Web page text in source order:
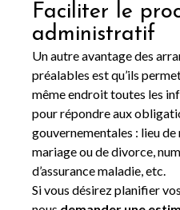
Faciliter le
administratif
Un autre avantage des
préalables est qu’ils
même endroit toutes les
pour répondre aux
gouvernementales : lieu de
mariage ou de divorce,
d’assurance maladie, etc.
Si vous désirez planifier